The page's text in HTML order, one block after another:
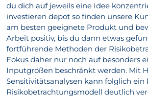
du dich auf jeweils eine Idee
investieren depot so finden unsere
am besten geeignete Produkt und
Arbeit positiv, bis du dann etwas
fortführende Methoden der
Fokus daher nur noch auf besonders
Inputgrößen beschränkt werden. Mit
Sensitivitätsanalysen kann folglich ein
Risikobetrachtungsmodell deutlich